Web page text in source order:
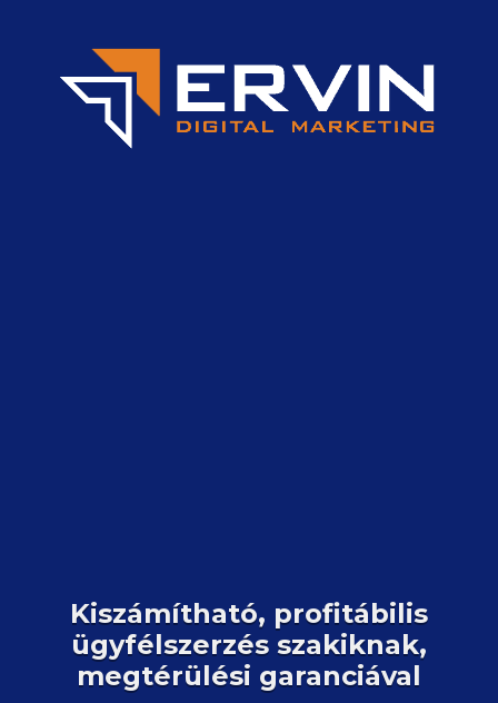
Kiszámítható, profitábilis
ügyfélszerzés szakiknak,
megtérülési garanciával